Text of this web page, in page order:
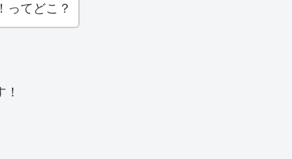
ってどこ？